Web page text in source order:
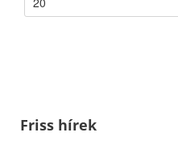
Friss hírek